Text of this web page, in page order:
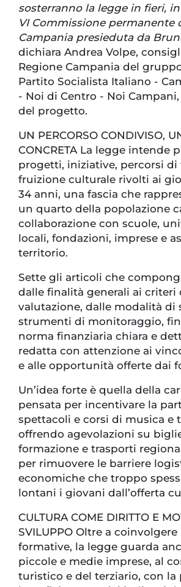
sosterranno la legge in fieri,
VI Commissione permanente
Campania presieduta da
dichiara Andrea Volpe,
Regione Campania del
Partito Socialista Italiano -
- Noi di Centro - Noi
del progetto.
UN PERCORSO CONDIVISO,
CONCRETA La legge intende
progetti, iniziative, percorsi di
fruizione culturale rivolti ai
34 anni, una fascia che
un quarto della popolazione
collaborazione con scuole,
locali, fondazioni, imprese e
territorio.
Sette gli articoli che
dalle finalità generali ai criteri
valutazione, dalle modalità di
strumenti di monitoraggio,
norma finanziaria chiara e
redatta con attenzione ai
e alle opportunità offerte dai
Un’idea forte è quella della
pensata per incentivare la
spettacoli e corsi di musica e
offrendo agevolazioni su
formazione e trasporti
per rimuovere le barriere
economiche che troppo
lontani i giovani dall’offerta
CULTURA COME DIRITTO E
SVILUPPO Oltre a
formative, la legge guarda
piccole e medie imprese, al
turistico e del terziario, con la